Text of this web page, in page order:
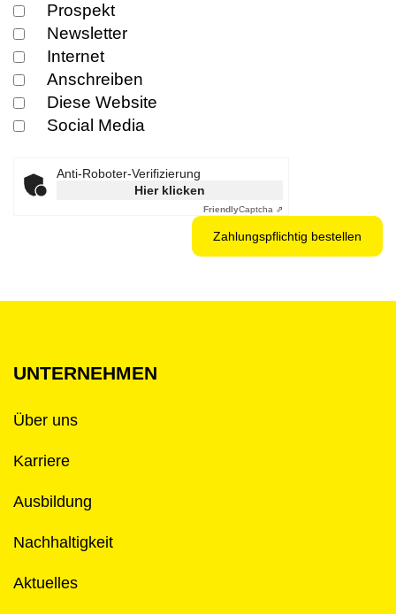
Prospekt
Newsletter
Internet
Anschreiben
Diese Website
Social Media
Anti-Roboter-Verifizierung
Hier klicken
FriendlyCaptcha ⇗
UNTERNEHMEN
Über uns
Karriere
Ausbildung
Nachhaltigkeit
Aktuelles